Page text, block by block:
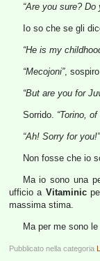
“Are you sure? Do
Io so che se gli
“He is my
“Mecojoni”,
“But are you for
Sorrido. “Torino,
“Ah! Sorry for you!”
Non fosse che io
Ma io sono una
ufficio a Vitaminic
massima stima.
Ma per me sono
Pubblicato nella categoria